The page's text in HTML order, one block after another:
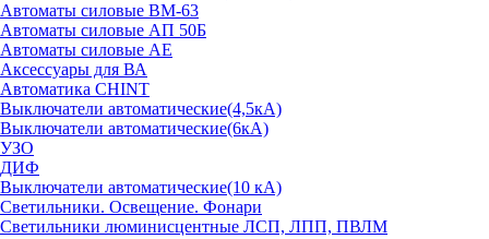
Автоматы силовые ВМ-63
Автоматы силовые АП 50Б
Автоматы силовые АЕ
Аксессуары для ВА
Автоматика CHINT
Выключатели автоматические(4,5кА)
Выключатели автоматические(6кА)
УЗО
ДИФ
Выключатели автоматические(10 кА)
Светильники. Освещение. Фонари
Светильники люминисцентные ЛСП, ЛПП, ПВЛМ